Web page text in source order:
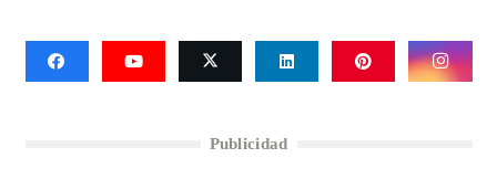
Publicidad